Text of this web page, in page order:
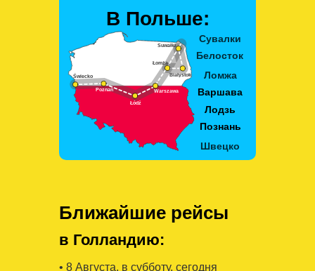
В Польше:
Ближайшие рейсы
в Голландию:
• 8 Августa, в субботу, сегодня